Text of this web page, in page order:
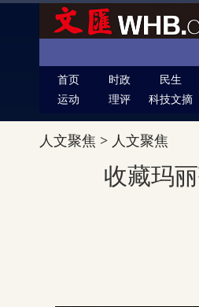
首页 时政 民生
运动
理评 科技文摘
人文聚焦 > 人文聚焦
收藏玛